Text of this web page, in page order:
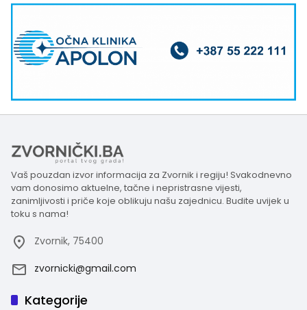
Vaš pouzdan izvor informacija za Zvornik i regiju! Svakodnevno
vam donosimo aktuelne, tačne i nepristrasne vijesti,
zanimljivosti i priče koje oblikuju našu zajednicu. Budite uvijek u
toku s nama!
Zvornik, 75400
zvornicki@gmail.com
Kategorije